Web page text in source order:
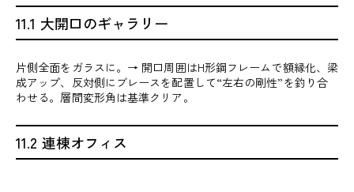
11.1 大開口のギャラリー
片側全面をガラスに。→ 開口周囲はH形鋼フレームで額縁化、梁
成アップ、反対側にブレースを配置して“左右の剛性”を釣り合
わせる。層間変形角は基準クリア。
11.2 連棟オフィス